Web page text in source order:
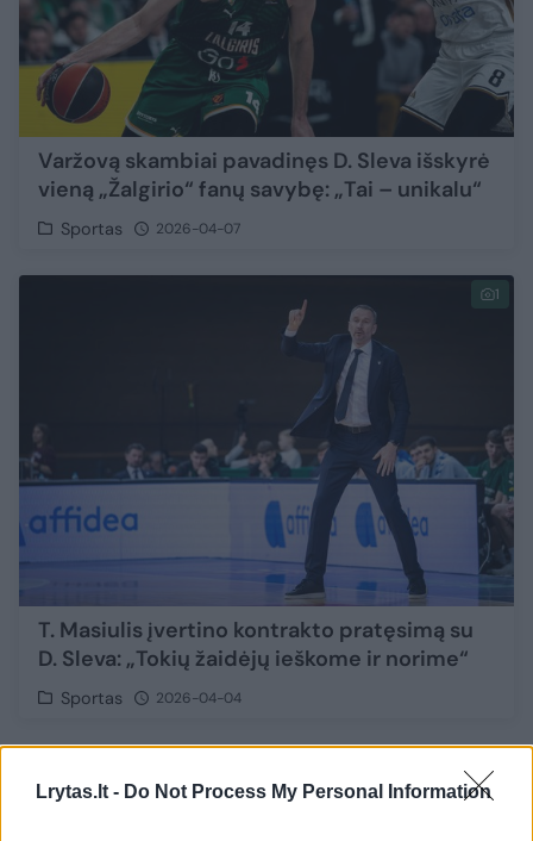
Lrytas.lt - Do Not Process My Personal Information
Varžovą skambiai pavadinęs D. Sleva išskyrė
vieną „Žalgirio“ fanų savybę: „Tai – unikalu“
Sportas 2026-04-07
1
T. Masiulis įvertino kontrakto pratęsimą su
D. Sleva: „Tokių žaidėjų ieškome ir norime“
Sportas 2026-04-04
6